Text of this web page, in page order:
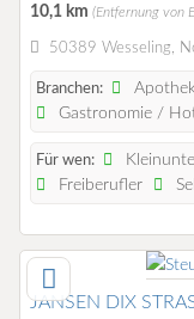
10,1 km (Entfernung von
50389 Wesseling,
Branchen:
Gastronomie /
Für wen:
Freiberufler
JANSEN DIX